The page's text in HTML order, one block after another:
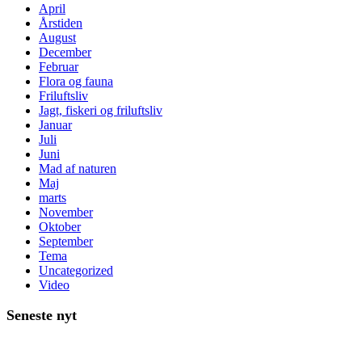
April
Årstiden
August
December
Februar
Flora og fauna
Friluftsliv
Jagt, fiskeri og friluftsliv
Januar
Juli
Juni
Mad af naturen
Maj
marts
November
Oktober
September
Tema
Uncategorized
Video
Seneste nyt